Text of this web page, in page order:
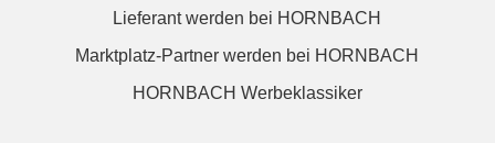
Lieferant werden bei HORNBACH
Marktplatz-Partner werden bei HORNBACH
HORNBACH Werbeklassiker